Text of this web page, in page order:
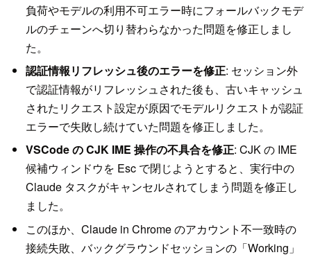
負荷やモデルの利用不可エラー時にフォールバックモデ
ルのチェーンへ切り替わらなかった問題を修正しまし
た。
認証情報リフレッシュ後のエラーを修正: セッション外
で認証情報がリフレッシュされた後も、古いキャッシュ
されたリクエスト設定が原因でモデルリクエストが認証
エラーで失敗し続けていた問題を修正しました。
VSCode の CJK IME 操作の不具合を修正: CJK の IME
候補ウィンドウを Esc で閉じようとすると、実行中の
Claude タスクがキャンセルされてしまう問題を修正し
ました。
このほか、Claude in Chrome のアカウント不一致時の
接続失敗、バックグラウンドセッションの「Working」